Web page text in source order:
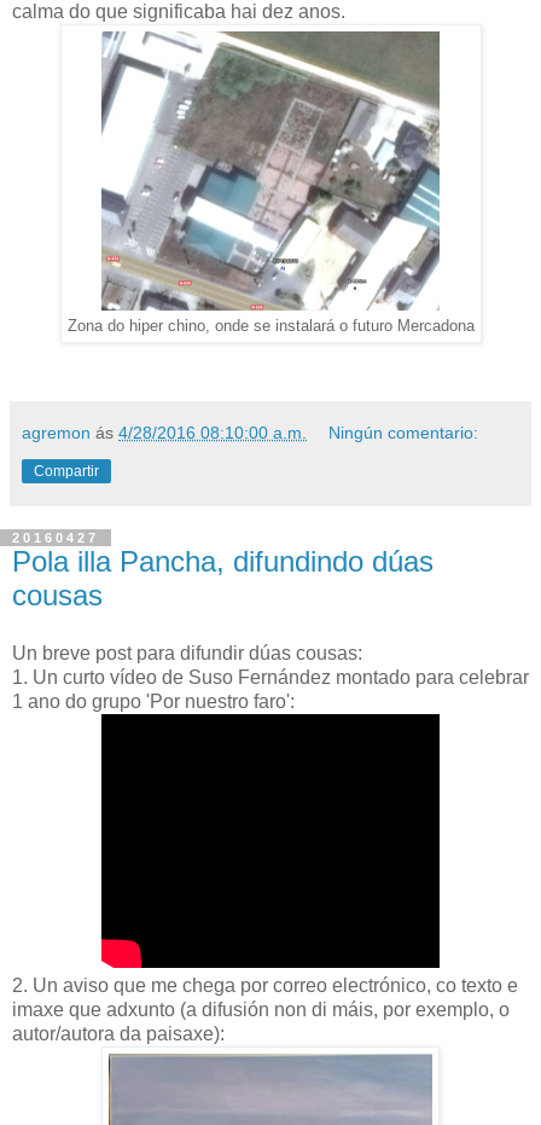
calma do que significaba hai dez anos.
Zona do hiper chino, onde se instalará o futuro Mercadona
agremon ás 4/28/2016 08:10:00 a.m. Ningún comentario:
Compartir
20160427
Pola illa Pancha, difundindo dúas
cousas
Un breve post para difundir dúas cousas:
1. Un curto vídeo de Suso Fernández montado para celebrar
1 ano do grupo 'Por nuestro faro':
2. Un aviso que me chega por correo electrónico, co texto e
imaxe que adxunto (a difusión non di máis, por exemplo, o
autor/autora da paisaxe):